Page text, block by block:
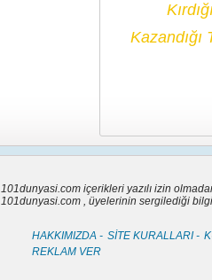
Kazandığı
101dunyasi.com içerikleri yazılı izin
101dunyasi.com , üyelerinin sergilediği
HAKKIMIZDA - SİTE KURALLARI -
REKLAM VER